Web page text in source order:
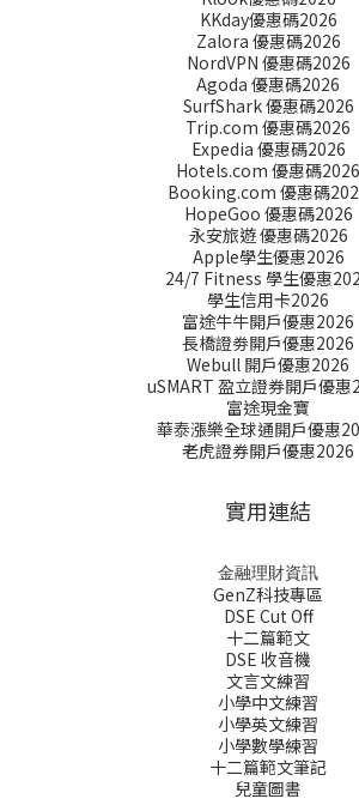
KKday優惠碼2026
Zalora 優惠碼2026
NordVPN 優惠碼2026
Agoda 優惠碼2026
SurfShark 優惠碼2026
Trip.com 優惠碼2026
Expedia 優惠碼2026
Hotels.com 優惠碼2026
Booking.com 優惠碼
HopeGoo 優惠碼2026
永安旅遊 優惠碼2026
Apple學生優惠2026
24/7 Fitness 學生優惠
學生信用卡2026
富途牛牛開戶優惠2026
長橋證劵開戶優惠2026
Webull 開戶優惠2026
uSMART 盈立證券開戶優惠
富途現金寶
華泰漲樂全球通開戶優惠
老虎證券開戶優惠2026
實用連結
金融理財資訊
GenZ科技專區
DSE Cut Off
十二篇範文
DSE 收音機
文言文練習
小學中文練習
小學英文練習
小學數學練習
十二篇範文筆記
兒童圖書